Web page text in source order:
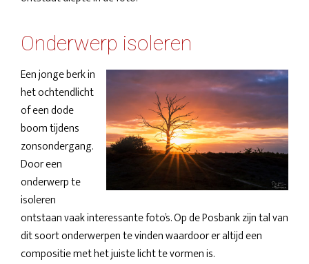
Onderwerp isoleren
Een jonge berk in
het ochtendlicht
of een dode
boom tijdens
zonsondergang.
Door een
onderwerp te
isoleren
ontstaan vaak interessante foto’s. Op de Posbank zijn tal van
dit soort onderwerpen te vinden waardoor er altijd een
compositie met het juiste licht te vormen is.